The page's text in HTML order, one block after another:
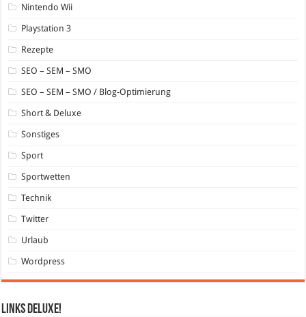
Nintendo Wii
Playstation 3
Rezepte
SEO – SEM – SMO
SEO – SEM – SMO / Blog-Optimierung
Short & Deluxe
Sonstiges
Sport
Sportwetten
Technik
Twitter
Urlaub
Wordpress
Links DeLuXe!